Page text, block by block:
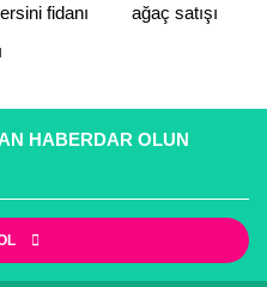
olmalı.fidanı
ağaç satışı
HABERDAR OLUN